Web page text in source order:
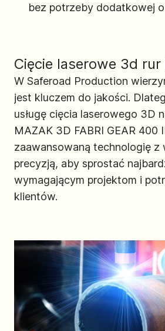
bez potrzeby dodatkowej
Cięcie laserowe 3d
W Saferoad Production
jest kluczem do jakości.
usługę cięcia laserowego 3D
MAZAK 3D FABRI GEAR 400
zaawansowaną technologię z
precyzją, aby sprostać
wymagającym projektom i
klientów.